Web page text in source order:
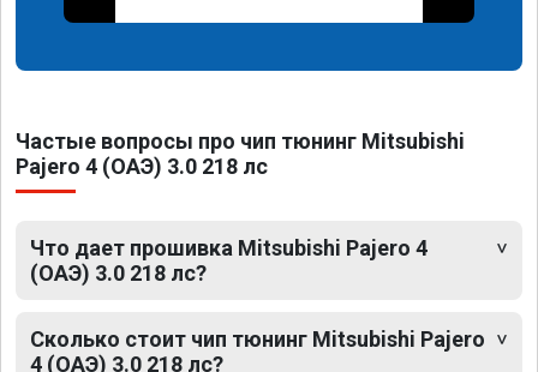
Частые вопросы про чип тюнинг Mitsubishi
Pajero 4 (ОАЭ) 3.0 218 лс
Что дает прошивка Mitsubishi Pajero 4
(ОАЭ) 3.0 218 лс?
Сколько стоит чип тюнинг Mitsubishi Pajero
4 (ОАЭ) 3.0 218 лс?